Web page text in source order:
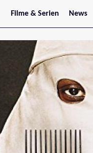
Filme & Serien
Trailer
Filmarchiv
Serienarchiv
News
Stars